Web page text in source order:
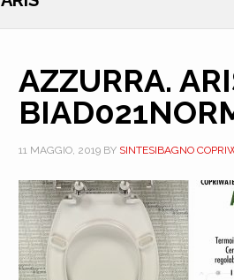
AZZURRA.
11 MAGGIO, 2019BY SINTESIBAGNO